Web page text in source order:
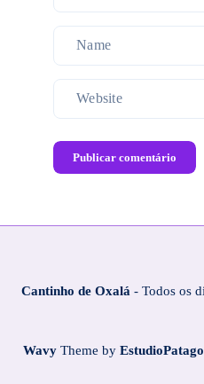
Publicar comentário
Cantinho de Oxalá - Todos os
Wavy Theme by